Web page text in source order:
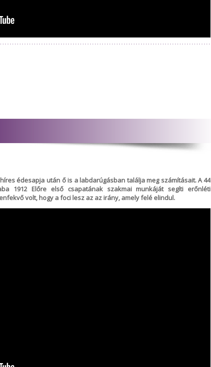
édesapja után ő is a labdarúgásban találja meg számításait. A 44
1912 Előre első csapatának szakmai munkáját segíti erőnléti
volt, hogy a foci lesz az az irány, amely felé elindul.